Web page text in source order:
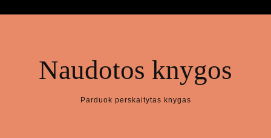
Naudotos knygos
Parduok perskaitytas knygas